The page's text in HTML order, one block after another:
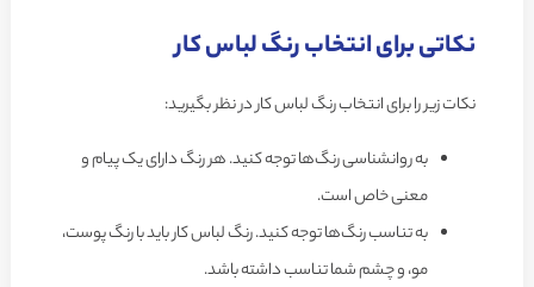
نکاتی برای انتخاب رنگ لباس کار
نکات زیر را برای انتخاب رنگ لباس کار در نظر بگیرید:
به روانشناسی رنگ‌ها توجه کنید. هر رنگ دارای یک پیام و
معنی خاص است.
به تناسب رنگ‌ها توجه کنید. رنگ لباس کار باید با رنگ پوست،
مو، و چشم شما تناسب داشته باشد.